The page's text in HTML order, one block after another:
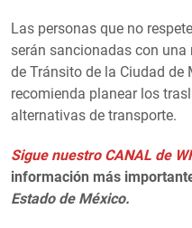
Las personas que no
serán sancionadas con
de Tránsito de la Ciudad de
recomienda planear los
alternativas de transporte.
Sigue nuestro CANAL de
información más
Estado de México.